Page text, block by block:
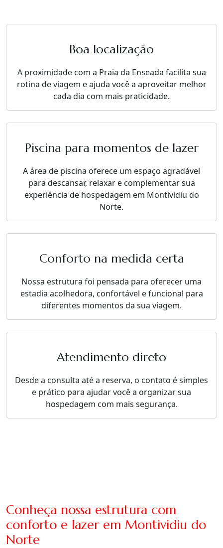
Boa localização
A proximidade com a Praia da Enseada facilita sua
rotina de viagem e ajuda você a aproveitar melhor
cada dia com mais praticidade.
Piscina para momentos de lazer
A área de piscina oferece um espaço agradável
para descansar, relaxar e complementar sua
experiência de hospedagem em Montividiu do
Norte.
Conforto na medida certa
Nossa estrutura foi pensada para oferecer uma
estadia acolhedora, confortável e funcional para
diferentes momentos da sua viagem.
Atendimento direto
Desde a consulta até a reserva, o contato é simples
e prático para ajudar você a organizar sua
hospedagem com mais segurança.
Conheça nossa estrutura com
conforto e lazer em Montividiu do
Norte